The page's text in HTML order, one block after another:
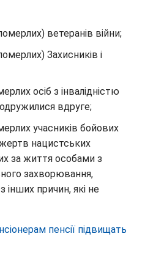
ветеранів війни;
Захисників і
осіб з інвалідністю
одружилися вдруге;
учасників бойових
жертв нацистських
за життя особами з
захворювання,
інших причин, які не
пенсії підвищать